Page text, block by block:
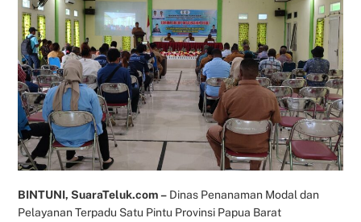
BINTUNI, SuaraTeluk.com – Dinas Penanaman Modal dan
Pelayanan Terpadu Satu Pintu Provinsi Papua Barat